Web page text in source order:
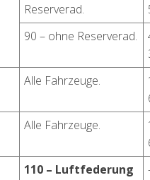
Reserverad.
90 – ohne Reserverad.
Alle Fahrzeuge.
Alle Fahrzeuge.
110 – Luftfederung